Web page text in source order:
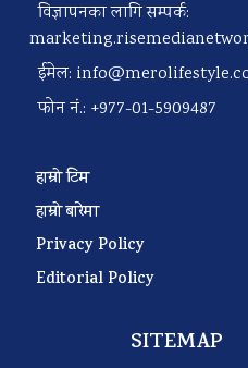
विज्ञापनका लागि सम्पर्क:
ईमेल:
फोन नं.: +977-01-5909487
हाम्रो टिम
हाम्रो बारेमा
Privacy Policy
Editorial Policy
SITEMAP